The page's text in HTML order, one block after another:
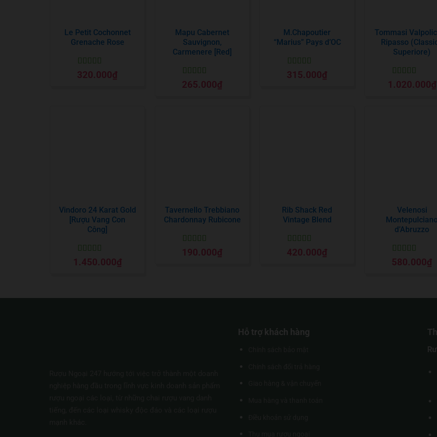
Le Petit Cochonnet
Grenache Rose
Được xếp
hạng55 sao
320.000₫
Mapu Cabernet
Sauvignon,
Carmenere [Red]
Được xếp
hạng55 sao
265.000₫
M.Chapoutier
“Marius” Pays d’OC
Được xếp
hạng55 sao
315.000₫
Tommasi
Ripasso
Superiore)
Được xếp
hạng55 sao
1.020.000₫
Vindoro 24 Karat Gold
[Rượu Vang Con
Công]
Được xếp
hạng55 sao
1.450.000₫
Tavernello Trebbiano
Chardonnay Rubicone
Được xếp
hạng55 sao
190.000₫
Rib Shack Red
Vintage Blend
Được xếp
hạng55 sao
420.000₫
Velenosi
Montepulciano
d’Abruzzo
Được xếp
hạng55 sao
580.000₫
Hỗ trợ khách hàng